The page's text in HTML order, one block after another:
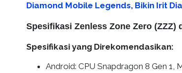
Diamond Mobile Legends, Bikin Irit
Spesifikasi Zenless Zone Zero (ZZZ)
Spesifikasi yang Direkomendasikan:
Android: CPU Snapdragon 8 Gen 1,